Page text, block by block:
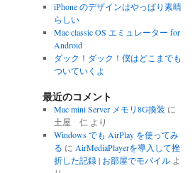
iPhone のデザインはやっぱり素晴
らしい
Mac classic OS エミュレーター for
Android
ダック！ダック！僕はどこまでも
ついていくよ
最近のコメント
Mac mini Server メモリ8G換装 に
土屋 仁 より
Windows でも AirPlay を使ってみ
る に AirMediaPlayerを導入して挫
折した記録 | お部屋でモバイルよ